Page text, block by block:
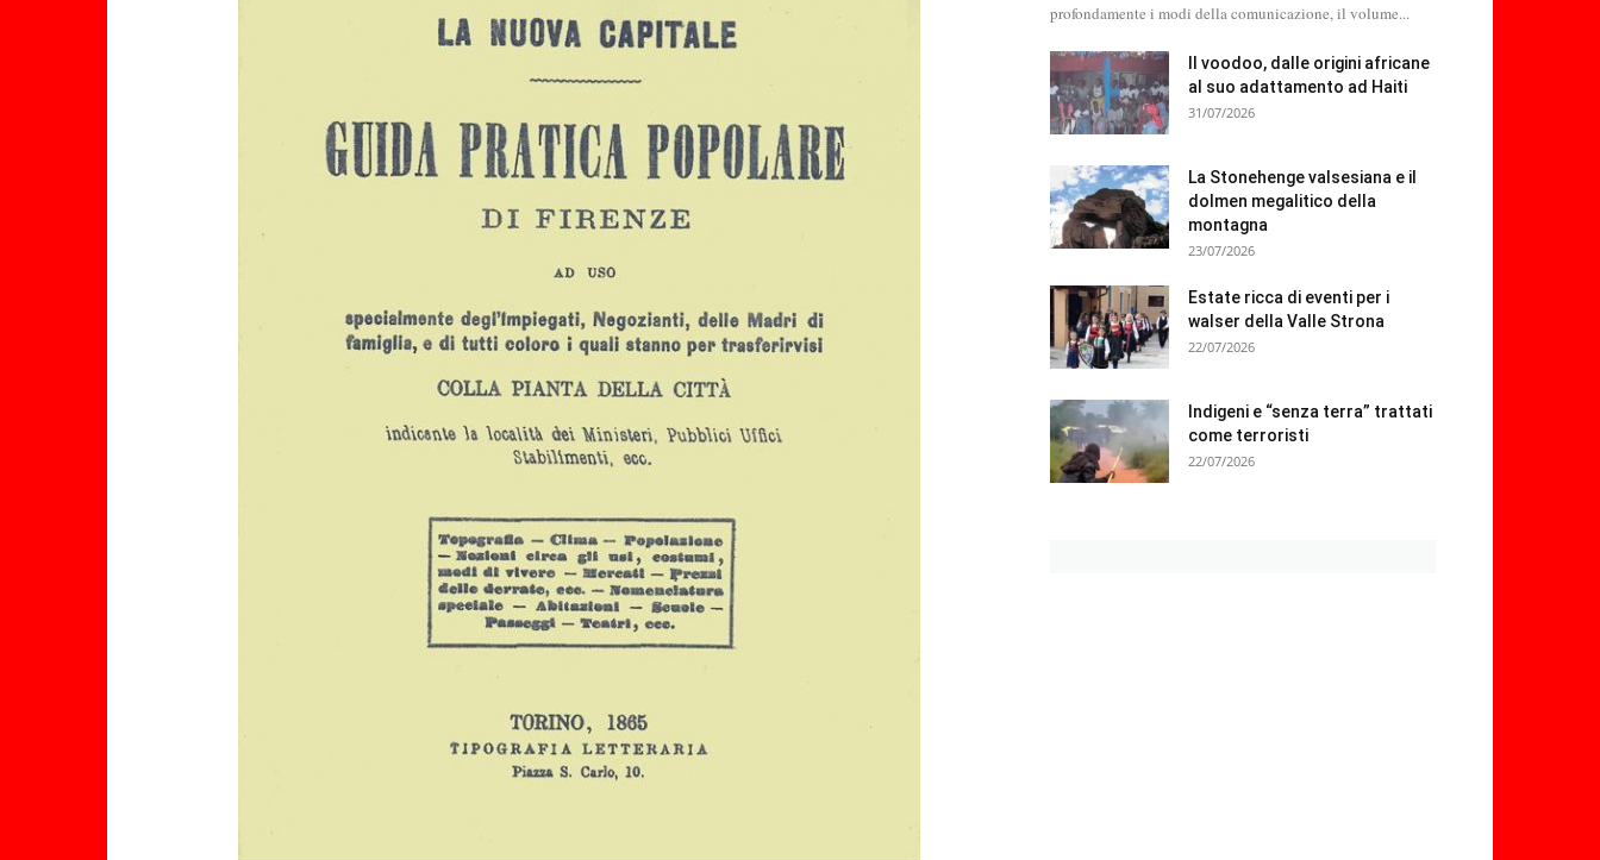
profondamente i modi della comunicazione, il volume...
Il voodoo, dalle origini africane
al suo adattamento ad Haiti
31/07/2026
La Stonehenge valsesiana e il
dolmen megalitico della
montagna
23/07/2026
Estate ricca di eventi per i
walser della Valle Strona
22/07/2026
Indigeni e “senza terra” trattati
come terroristi
22/07/2026